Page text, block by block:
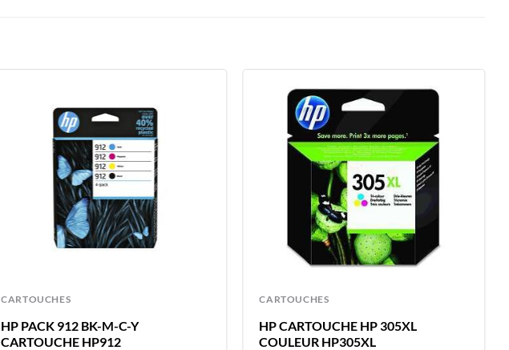
CARTOUCHES
HP PACK 912 BK-M-C-Y
CARTOUCHE HP912
CARTOUCHES
HP CARTOUCHE HP 305XL
COULEUR HP305XL